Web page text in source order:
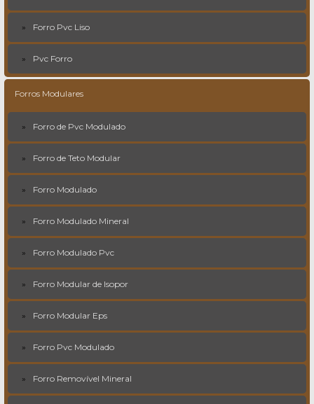
Forro Pvc Liso
Pvc Forro
Forros Modulares
Forro de Pvc Modulado
Forro de Teto Modular
Forro Modulado
Forro Modulado Mineral
Forro Modulado Pvc
Forro Modular de Isopor
Forro Modular Eps
Forro Pvc Modulado
Forro Removível Mineral